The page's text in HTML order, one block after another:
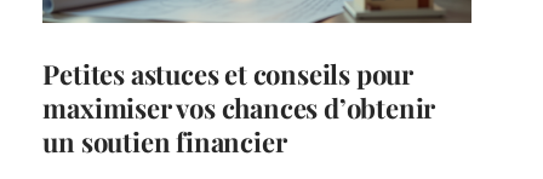
Petites astuces et conseils pour
maximiser vos chances d’obtenir
un soutien financier